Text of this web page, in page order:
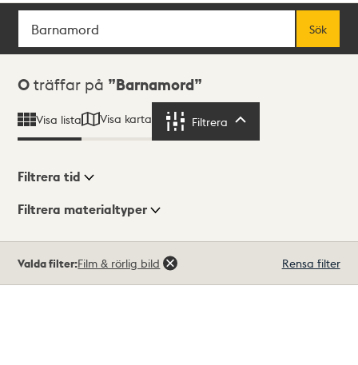
Sök
Sök
Sökresultat
0 träffar på Barnamord
Visa lista Visa karta Filtrera
Visningsläge
Filtrera tid
Filtrera materialtyper
träffar
Valda filter:Film & rörlig bild Rensa filter